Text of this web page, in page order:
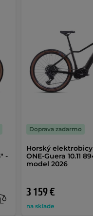
-
Horský
ONE-Guera 10.11
model 2026
3 159 €
na sklade
Doprava zadarmo